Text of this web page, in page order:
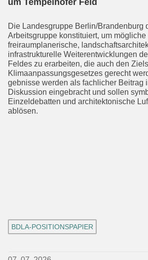
um Tempelhofer Feld
Die Landesgruppe Berlin/Brandenburg
Arbeitsgruppe konsti­tuiert, um mögliche
freiraumplanerische,
infra­strukturelle Weiterentwicklungen
Feldes zu erarbeiten, die auch den
Klimaanpas­sungsgesetzes gerecht
gebnisse werden als fachlicher Beitrag
Diskussion eingebracht und sollen
Einzeldebatten und architektonische
ablösen.
BDLA-POSITIONSPAPIER